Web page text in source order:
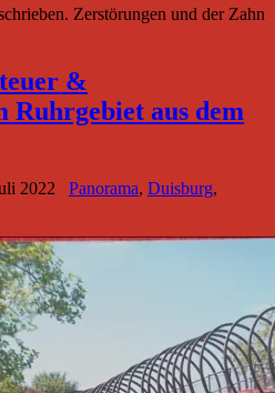
Zerstörungen und der Zahn
&
Ruhrgebiet aus dem
2022 Panorama, Duisburg,